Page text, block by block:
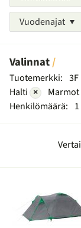
Vuodenajat
Valinnat
Tuotemerkki: 3F
Halti × Marmot
Henkilömäärä: 1